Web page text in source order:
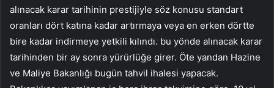
alınacak karar tarihinin prestijiyle söz konusu standart
oranları dört katına kadar artırmaya veya en erken dörtte
bire kadar indirmeye yetkili kılındı. bu yönde alınacak karar
tarihinden bir ay sonra yürürlüğe girer. Öte yandan Hazine
ve Maliye Bakanlığı bugün tahvil ihalesi yapacak.